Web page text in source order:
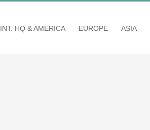
INT. HQ & AMERICA EUROPE ASIA